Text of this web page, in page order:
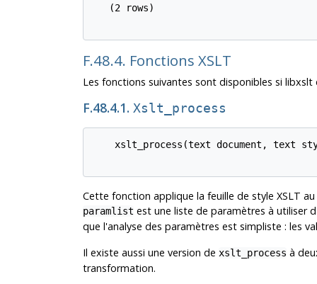
   (2 rows)
F.48.4. Fonctions XSLT
Les fonctions suivantes sont disponibles si libxslt
F.48.4.1. Xslt_process
xslt_process(text document, text
Cette fonction applique la feuille de style XSLT
paramlist est une liste de paramètres à utiliser
que l'analyse des paramètres est simpliste : les
Il existe aussi une version de xslt_process à
transformation.